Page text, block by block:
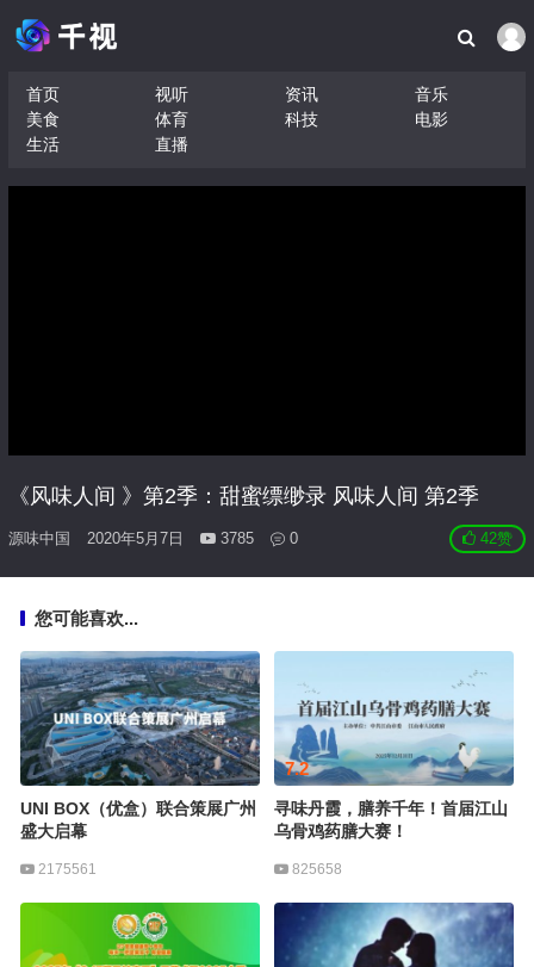
首页 视听 资讯
音乐
美食
体育 科技
电影
生活
直播
《风味人间 》第2季：甜蜜缥缈录 风味人间 第2季
源味中国 2020年5月7日 3785 0 42赞
您可能喜欢...
UNI BOX（优盒）联合策展广州
盛大启幕
2175561
7.2
寻味丹霞，膳养千年！首届江山
乌骨鸡药膳大赛！
825658